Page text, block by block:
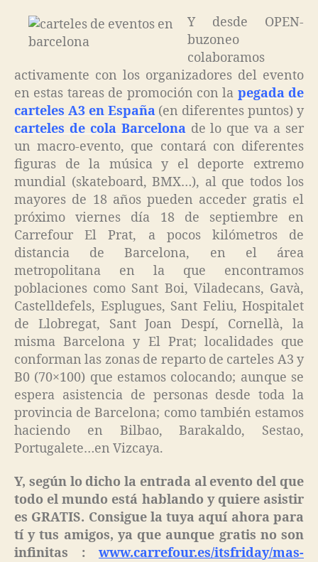
Y desde OPEN-
buzoneo
colaboramos
activamente con los organizadores del evento
en estas tareas de promoción con la pegada de
carteles A3 en España(en diferentes puntos) y
carteles de cola Barcelonade lo que va a ser
un macro-evento, que contará con diferentes
figuras de la música y el deporte extremo
mundial (skateboard, BMX…), al que todos los
mayores de 18 años pueden acceder gratis el
próximo viernes día 18 de septiembre en
Carrefour El Prat, a pocos kilómetros de
distancia de Barcelona, en el área
metropolitana en la que encontramos
poblaciones como Sant Boi, Viladecans, Gavà,
Castelldefels, Esplugues, Sant Feliu, Hospitalet
de Llobregat, Sant Joan Despí, Cornellà, la
misma Barcelona y El Prat; localidades que
conforman las zonas de reparto de carteles A3 y
B0 (70×100) que estamos colocando; aunque se
espera asistencia de personas desde toda la
provincia de Barcelona; como también estamos
haciendo en Bilbao, Barakaldo, Sestao,
Portugalete…en Vizcaya.
Y, según lo dicho la entrada al evento del que
todo el mundo está hablando y quiere asistir
es GRATIS. Consigue la tuya aquí ahora para
tí y tus amigos, ya que aunque gratis no son
infinitas : www.carrefour.es/itsfriday/mas-